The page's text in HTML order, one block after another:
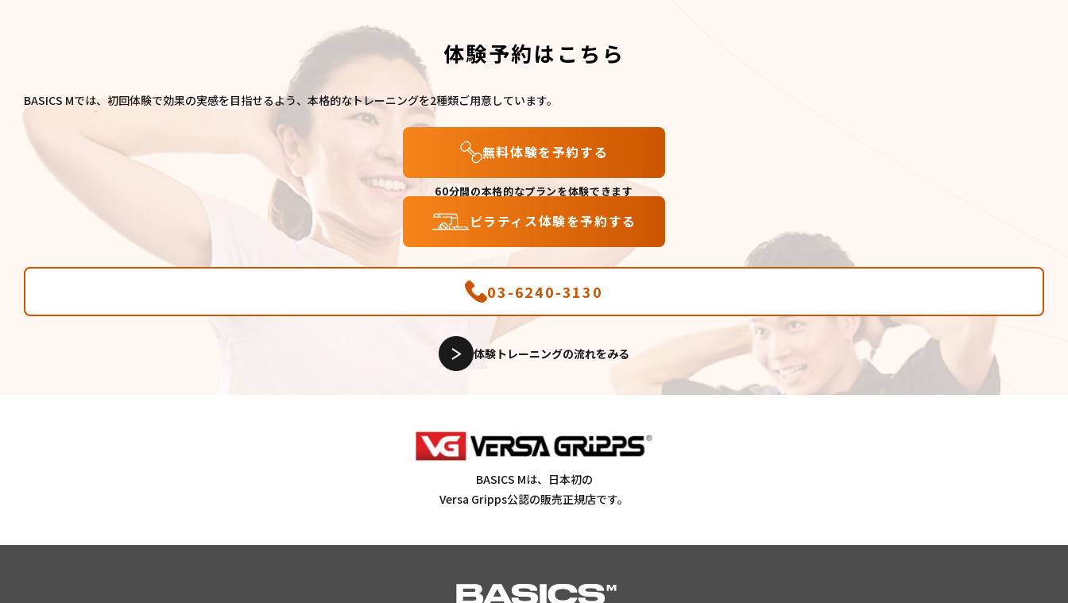
体験予約はこちら
BASICS Mでは、初回体験で効果の実感を目指せるよう、本格的なトレーニングを2種類ご用意しています。
無料体験を予約する
60分間の本格的なプランを体験できます
ピラティス体験を予約する
03-6240-3130
体験トレーニングの流れをみる
BASICS Mは、日本初の
Versa Gripps公認の販売正規店です。